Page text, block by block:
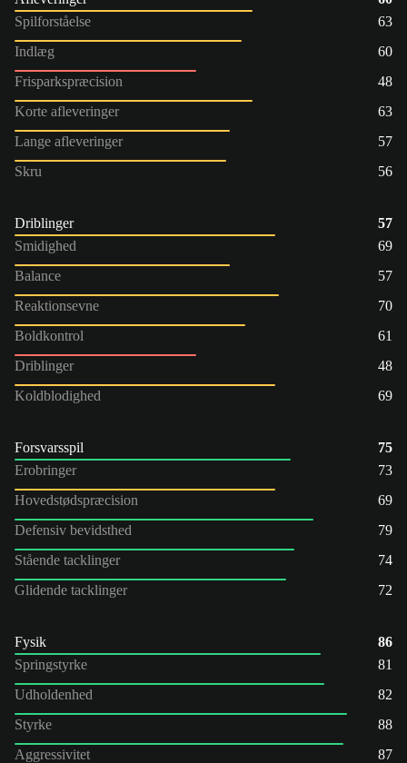
Spilforståelse
63
Indlæg
60
Frisparkspræcision
48
Korte afleveringer
63
Lange afleveringer
57
Skru
56
Driblinger
57
Smidighed
69
Balance
57
Reaktionsevne
70
Boldkontrol
61
Driblinger
48
Koldblodighed
69
Forsvarsspil
75
Erobringer
73
Hovedstødspræcision
69
Defensiv bevidsthed
79
Stående tacklinger
74
Glidende tacklinger
72
Fysik
86
Springstyrke
81
Udholdenhed
82
Styrke
88
Aggressivitet
87